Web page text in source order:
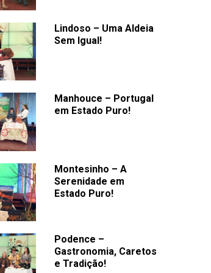
Lindoso – Uma Aldeia
Sem Igual!
Manhouce – Portugal
em Estado Puro!
Montesinho – A
Serenidade em
Estado Puro!
Podence –
Gastronomia, Caretos
e Tradição!